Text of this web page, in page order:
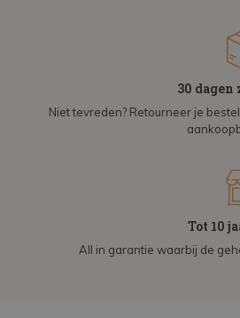
30
Niet tevreden? Retourneer je
Tot 10
All in garantie waarbij de